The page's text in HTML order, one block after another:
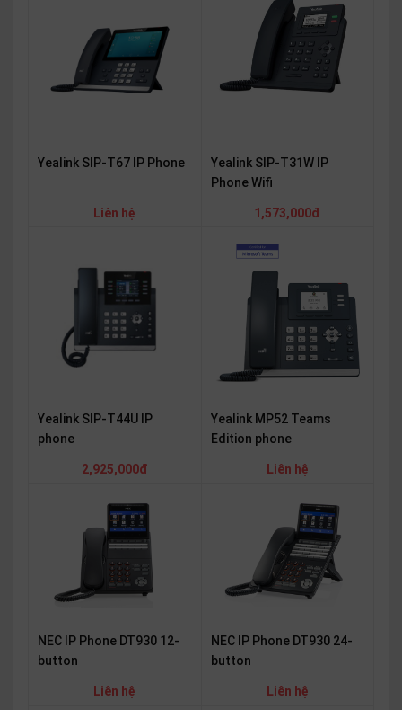
Yealink SIP-T67 IP Phone
Liên hệ
Yealink SIP-T31W IP
Phone Wifi
1,573,000đ
Yealink SIP-T44U IP
phone
2,925,000đ
Yealink MP52 Teams
Edition phone
Liên hệ
NEC IP Phone DT930 12-
button
Liên hệ
NEC IP Phone DT930 24-
button
Liên hệ